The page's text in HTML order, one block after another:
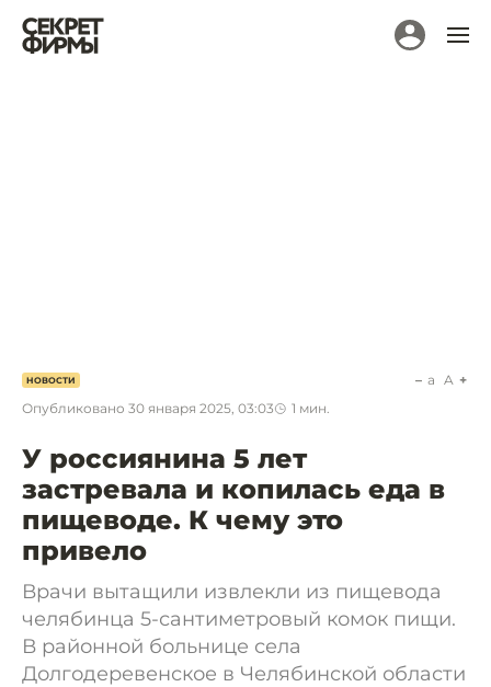
НОВОСТИ
Опубликовано 30 января 2025, 03:03 1 мин.
a A
У россиянина 5 лет
застревала и копилась еда в
пищеводе. К чему это
привело
Врачи вытащили извлекли из пищевода
челябинца 5-сантиметровый комок пищи.
В районной больнице села
Долгодеревенское в Челябинской области